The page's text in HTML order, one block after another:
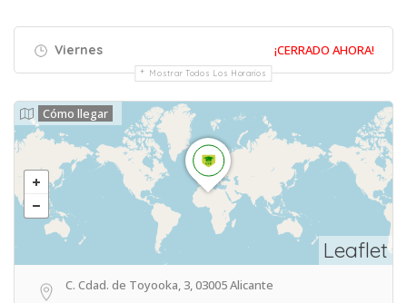
Viernes ¡CERRADO AHORA!
Mostrar Todos Los Horarios
Leaflet
Cómo llegar
C. Cdad. de Toyooka, 3, 03005 Alicante